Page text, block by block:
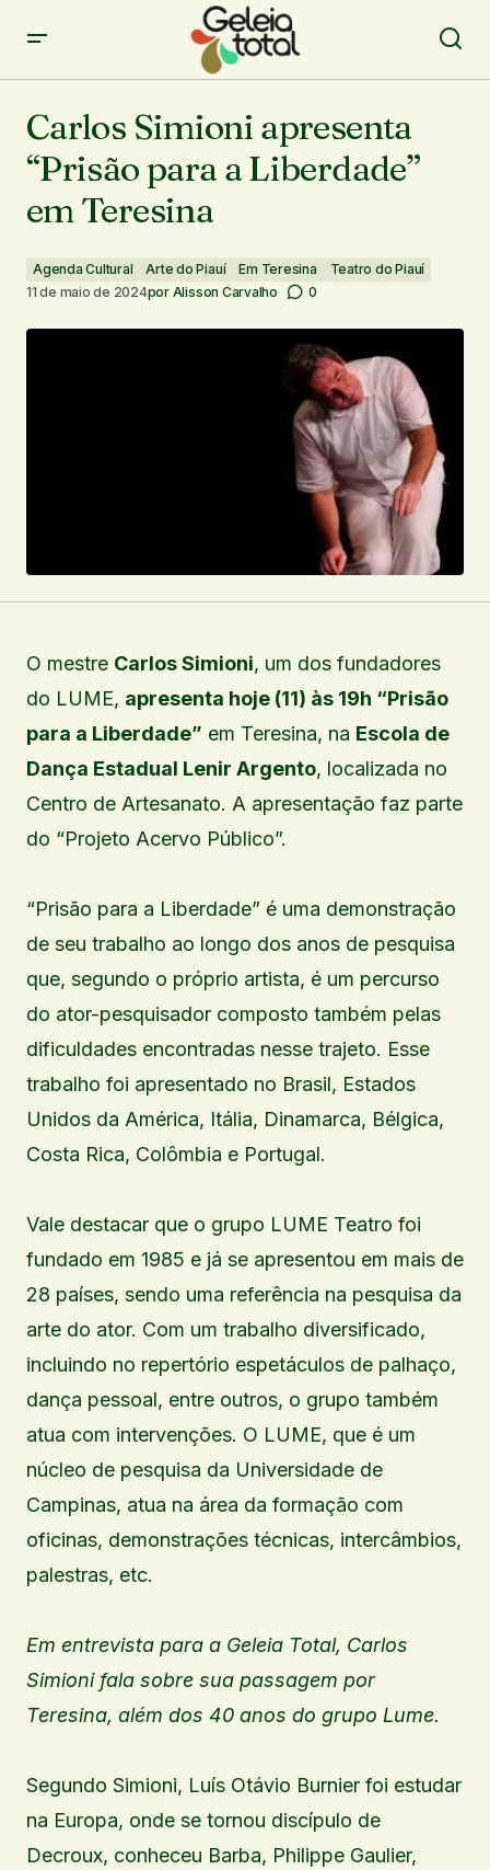
Teresina
Carlos Simioni apresenta
“Prisão para a Liberdade”
em Teresina
Agenda Cultural Arte do Piauí Em Teresina
Teatro do Piauí
11 de maio de 2024por Alisson Carvalho 0
O mestre Carlos Simioni, um dos fundadores
do LUME, apresenta hoje (11) às 19h “Prisão
para a Liberdade” em Teresina, na Escola de
Dança Estadual Lenir Argento, localizada no
Centro de Artesanato. A apresentação faz parte
do “Projeto Acervo Público”.
“Prisão para a Liberdade” é uma demonstração
de seu trabalho ao longo dos anos de pesquisa
que, segundo o próprio artista, é um percurso
do ator-pesquisador composto também pelas
dificuldades encontradas nesse trajeto. Esse
trabalho foi apresentado no Brasil, Estados
Unidos da América, Itália, Dinamarca, Bélgica,
Costa Rica, Colômbia e Portugal.
Vale destacar que o grupo LUME Teatro foi
fundado em 1985 e já se apresentou em mais de
28 países, sendo uma referência na pesquisa da
arte do ator. Com um trabalho diversificado,
incluindo no repertório espetáculos de palhaço,
dança pessoal, entre outros, o grupo também
atua com intervenções. O LUME, que é um
núcleo de pesquisa da Universidade de
Campinas, atua na área da formação com
oficinas, demonstrações técnicas, intercâmbios,
palestras, etc.
Em entrevista para a Geleia Total, Carlos
Simioni fala sobre sua passagem por
Teresina, além dos 40 anos do grupo Lume.
Segundo Simioni, Luís Otávio Burnier foi estudar
na Europa, onde se tornou discípulo de
Decroux, conheceu Barba, Philippe Gaulier,